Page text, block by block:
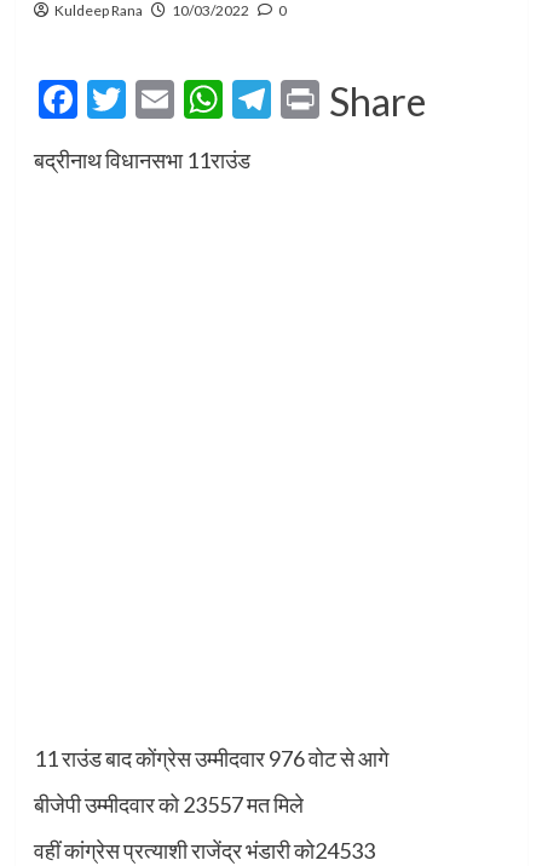
Kuldeep Rana 10/03/2022 0
Facebook
Twitter
EmailWhatsApp
Telegram
Print
Share
बद्रीनाथ विधानसभा 11राउंड
11 राउंड बाद कोंग्रेस उम्मीदवार 976 वोट से आगे
बीजेपी उम्मीदवार को 23557 मत मिले
वहीं कांग्रेस प्रत्याशी राजेंद्र भंडारी को24533